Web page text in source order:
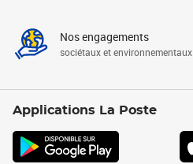
Nos engagements
sociétaux et environnementaux
Applications La Poste